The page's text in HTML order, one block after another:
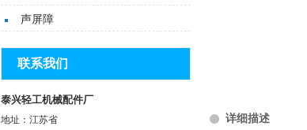
声屏障
联系我们
泰兴轻工机械配件厂
地址：江苏省
详细描述